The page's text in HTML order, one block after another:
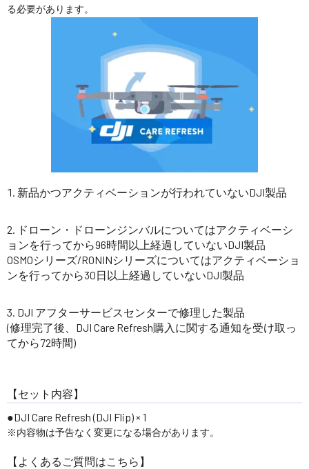
る必要があります。
新品かつアクティベーションが行われていないDJI製品
ドローン・ドローンジンバルについてはアクティベーシ
ョンを行ってから96時間以上経過していないDJI製品
OSMOシリーズ/RONINシリーズについてはアクティベーショ
ンを行ってから30日以上経過していないDJI製品
DJI アフターサービスセンターで修理した製品
(修理完了後、DJI Care Refresh購入に関する通知を受け取っ
てから72時間)
【セット内容】
DJI Care Refresh (DJI Flip) × 1
※内容物は予告なく変更になる場合があります。
【よくあるご質問はこちら】